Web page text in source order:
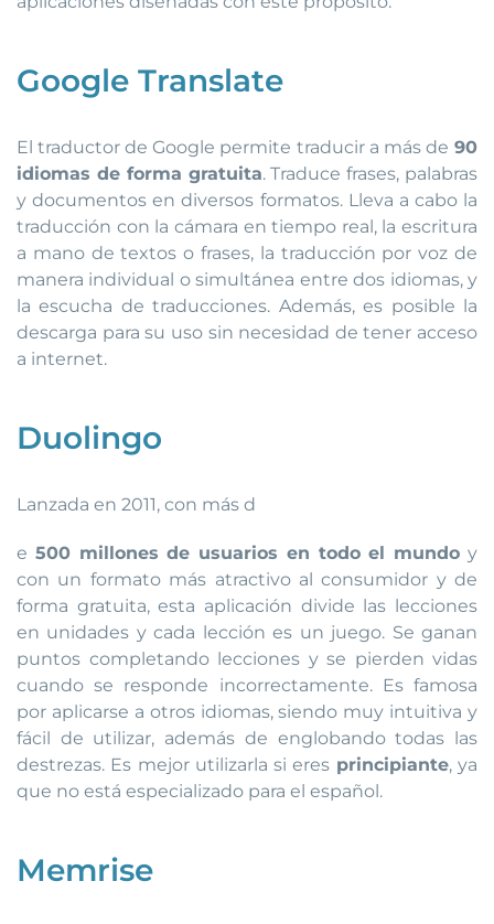
Google Translate
El traductor de Google permite traducir a más de 90
idiomas de forma gratuita. Traduce frases, palabras
y documentos en diversos formatos. Lleva a cabo la
traducción con la cámara en tiempo real, la escritura
a mano de textos o frases, la traducción por voz de
manera individual o simultánea entre dos idiomas, y
la escucha de traducciones. Además, es posible la
descarga para su uso sin necesidad de tener acceso
a internet.
Duolingo
Lanzada en 2011, con más d
e 500 millones de usuarios en todo el mundo y
con un formato más atractivo al consumidor y de
forma gratuita, esta aplicación divide las lecciones
en unidades y cada lección es un juego. Se ganan
puntos completando lecciones y se pierden vidas
cuando se responde incorrectamente. Es famosa
por aplicarse a otros idiomas, siendo muy intuitiva y
fácil de utilizar, además de englobando todas las
destrezas. Es mejor utilizarla si eres principiante, ya
que no está especializado para el español.
Memrise